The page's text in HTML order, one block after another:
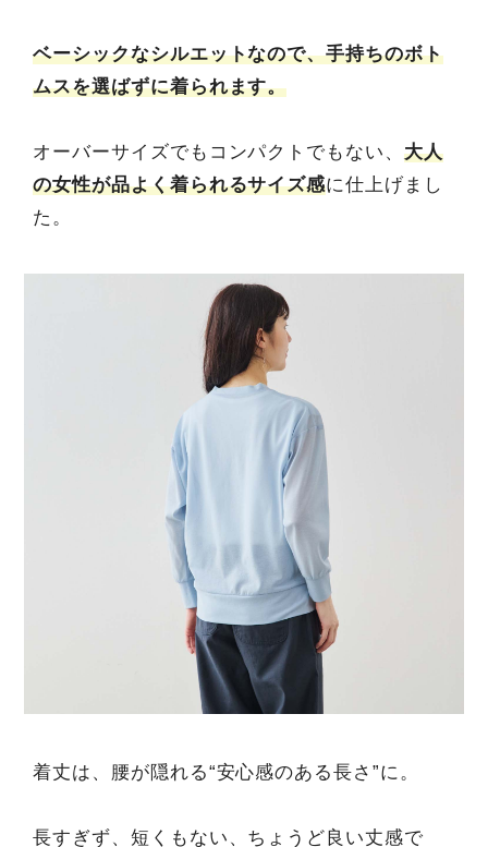
ベーシックなシルエットなので、手持ちのボト
ムスを選ばずに着られます。
オーバーサイズでもコンパクトでもない、大人
の女性が品よく着られるサイズ感に仕上げまし
た。
着丈は、腰が隠れる“安心感のある長さ”に。
長すぎず、短くもない、ちょうど良い丈感で